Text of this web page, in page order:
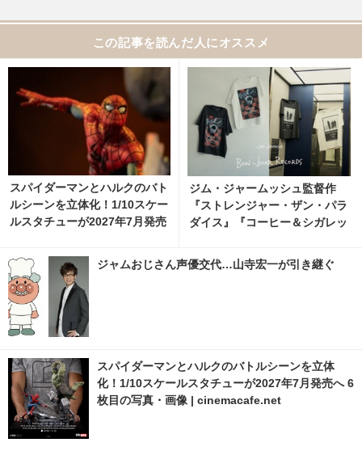
この記事を読んだ人にオススメ
スパイダーマンとハルクのバト
ルシーンを立体化！1/10スケー
ルスタチューが2027年7月発売
macafe.net
ジム・ジャームッシュ監督作
『ストレンジャー・ザン・パラ
ダイス』『コーヒー＆シガレッ
ャルTシャツ発売
ジャムおじさん声優交代…山寺宏一が引き継ぐ
スパイダーマンとハルクのバトルシーンを立体
化！1/10スケールスタチューが2027年7月発売へ 6
枚目の写真・画像 | cinemacafe.net